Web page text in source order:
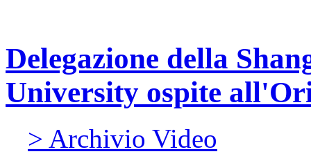
Delegazione della
University ospite
> Archivio Video